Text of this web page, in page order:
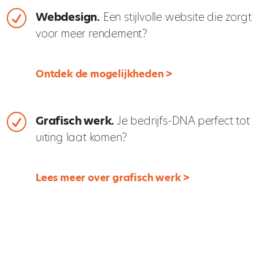
R Webdesign. Een stijlvolle website die zorgt
voor meer rendement?
Ontdek de mogelijkheden >
R Grafisch werk. Je bedrijfs-DNA perfect tot
uiting laat komen?
Lees meer over grafisch werk >